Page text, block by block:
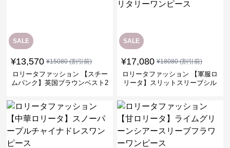
SALE
¥13,570 ¥15080(割引前)
ロリータファッション 【スチー
ムパンク】英国ブラウンベスト2
SALE
¥17,080 ¥18080(割引前)
ロリータファッション 【軍服ロ
リータ】スリットスリーブシル